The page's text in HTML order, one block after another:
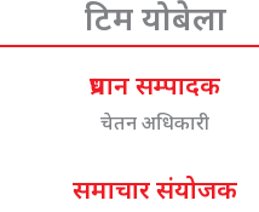
टिम योबेला
प्रधान सम्पादक
चेतन अधिकारी
समाचार संयोजक